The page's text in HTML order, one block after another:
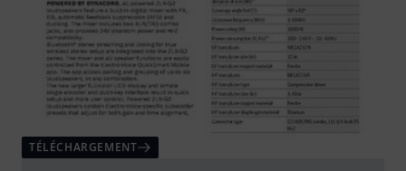
TÉLÉCHARGEMENT